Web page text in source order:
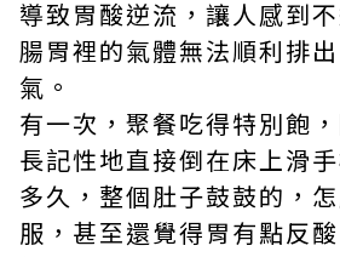
導致胃酸逆流，讓人感到
腸胃裡的氣體無法順利排
氣。
有一次，聚餐吃得特別飽
長記性地直接倒在床上滑
多久，整個肚子鼓鼓的，
服，甚至還覺得胃有點反